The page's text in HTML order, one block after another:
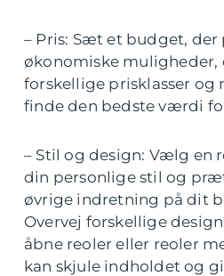
– Pris: Sæt et budget, der
økonomiske muligheder,
forskellige prisklasser og
finde den bedste værdi
– Stil og design: Vælg en
din personlige stil og
øvrige indretning på dit
Overvej forskellige
åbne reoler eller reoler
kan skjule indholdet og